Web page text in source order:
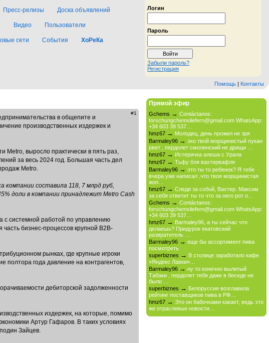
Логин
Пароль
Забыли пароль?
Регистрация
Пресс-релизы Доска объявлений
Видео Пользователи
сети События ХоРеКа
Помощь | Контакты
#1
в общепите и
производственных издержек и
выросло практически в пять раз,
за весь 2024 год. Большая часть дел
Metro.
компании составила 118, 7 млрд руб,
доли в компании принадлежит Metro Cash
с системной работой по управлению
бизнес-процессов крупной B2B-
рынках, где крупные игроки
полтора года давление на контрагентов,
дебиторской задолженности
издержек, на которые, помимо
Артур Гафаров. В таких условиях
Зайцев.
Прямой эфир
Gchems → Contáctanos:
forschungchemsliefern@gmail.com WhatsApp:
+34 603 39 537…
hmz67 → Молодец, день прожил не зря
Barmaley96 → эко твой морщинистый пукан
рвет , пердолет смоленский не дрищи …
hmz67 → Истеричка алеша с Урала
hmz67 → Тьфу бля вахтервафля
Barmaley96 → это ты то ребенок? Я тебе
вчера уже написал ,что твоя морщинистая
жоп…
hmz67 → Следи за собой, Вахтер. Максим
за себя ответит ты то что за него рот о…
Gchems → Contáctanos:
forschungchemsliefern@gmail.com WhatsApp:
+34 603 39 537…
hmz67 → Barmaley96, а ты сейчас что
делаешь? Придурок екатовский
развратитель …
Barmaley96 → еще бы ассортимент пива
посмотреть
superbiznes → В столице заработало кафе
«Яндекс Лавки»…
Barmaley96 → ну то конечно вылитый
Табаки , пердолет тебя даже в беседе не
было …
superbiznes → Белоруссия возглавила
рейтинг поставщиков пива в РФ…
hmz67 → Это он бабочками какает, ведь это
же отраслевые новости…